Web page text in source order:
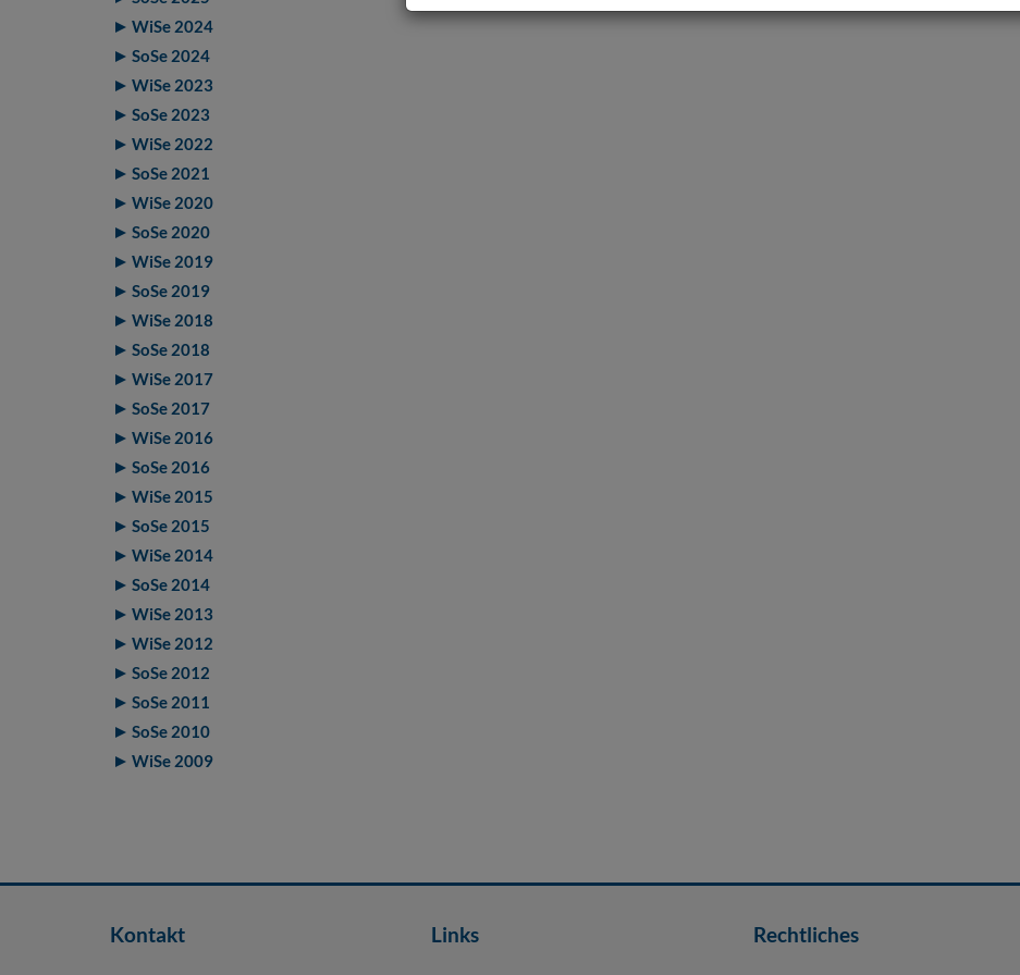
WiSe 2024
SoSe 2024
WiSe 2023
SoSe 2023
WiSe 2022
SoSe 2021
WiSe 2020
SoSe 2020
WiSe 2019
SoSe 2019
WiSe 2018
SoSe 2018
WiSe 2017
SoSe 2017
WiSe 2016
SoSe 2016
WiSe 2015
SoSe 2015
WiSe 2014
SoSe 2014
WiSe 2013
WiSe 2012
SoSe 2012
SoSe 2011
SoSe 2010
WiSe 2009
Kontakt Links Rechtliches